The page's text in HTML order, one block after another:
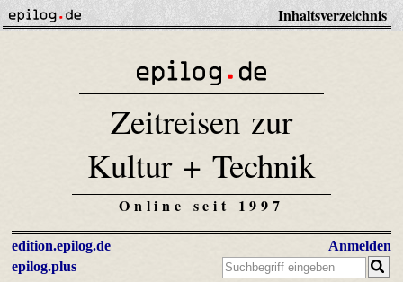
Inhaltsverzeichnis
Zeitreisen zur
Kultur + Technik
Online seit 1997
edition.epilog.de
epilog.plus
Anmelden